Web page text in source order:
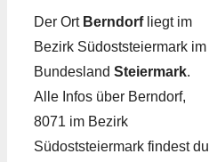
Der Ort Berndorfliegt im
Bezirk Südoststeiermark im
Bundesland Steiermark.
Alle Infos über Berndorf,
8071 im Bezirk
Südoststeiermark findest du